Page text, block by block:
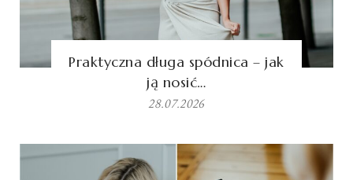
Praktyczna długa spódnica – jak
ją nosić…
28.07.2026